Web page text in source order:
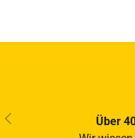
VORHERIGE
Über